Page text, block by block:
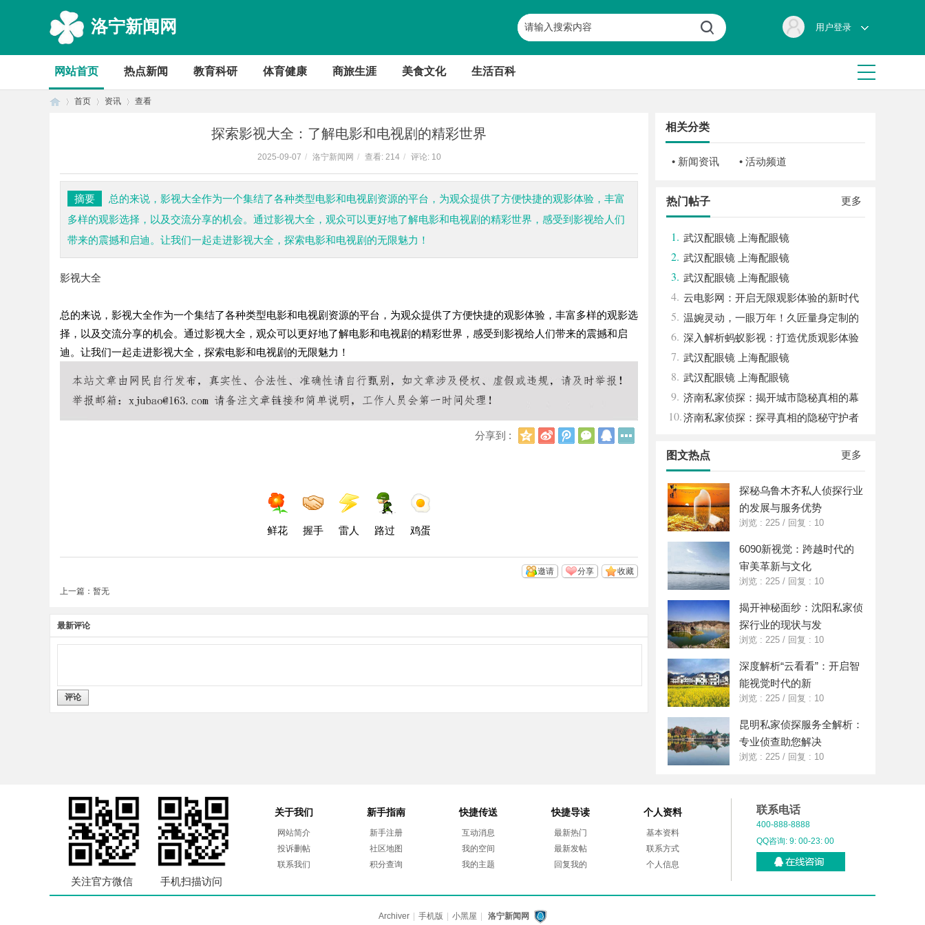
洛宁新闻网 用户登录
网站首页 热点新闻 教育科研 体育健康 商旅生涯 美食文化 生活百科
首页 资讯 查看
探索影视大全：了解电影和电视剧的精彩世界
2025-09-07 / 洛宁新闻网 / 查看: 214 / 评论: 10
摘要
总的来说，影视大全作为一个集结了各种类型电影和电视剧资源的平台，为观众提供了方便快捷的观影体验，丰富
多样的观影选择，以及交流分享的机会。通过影视大全，观众可以更好地了解电影和电视剧的精彩世界，感受到影视给人们
带来的震撼和启迪。让我们一起走进影视大全，探索电影和电视剧的无限魅力！
影视大全
总的来说，影视大全作为一个集结了各种类型电影和电视剧资源的平台，为观众提供了方便快捷的观影体验，丰富多样的观影选
择，以及交流分享的机会。通过影视大全，观众可以更好地了解电影和电视剧的精彩世界，感受到影视给人们带来的震撼和启
迪。让我们一起走进影视大全，探索电影和电视剧的无限魅力！
分享到 :
Q
新
浪
腾
讯
微
信
Q
鲜花 握手 雷人 路过 鸡蛋
收藏
分享
邀请
上一篇：暂无
最新评论
评论
相关分类
• 新闻资讯 • 活动频道
更多
热门帖子
1. 武汉配眼镜 上海配眼镜
2. 武汉配眼镜 上海配眼镜
3. 武汉配眼镜 上海配眼镜
4. 云电影网：开启无限观影体验的新时代
平台
5. 温婉灵动，一眼万年！久匠量身定制的
眉眼唇，才是你整张脸的点睛之笔！淡颜系
女生的气质加分项
6. 深入解析蚂蚁影视：打造优质观影体验
的领先平台
7. 武汉配眼镜 上海配眼镜
8. 武汉配眼镜 上海配眼镜
9. 济南私家侦探：揭开城市隐秘真相的幕
后英雄
10.济南私家侦探：探寻真相的隐秘守护者
更多
图文热点
探秘乌鲁木齐私人侦探行业
的发展与服务优势
浏览 : 225 / 回复 : 10
6090新视觉：跨越时代的
审美革新与文化
浏览 : 225 / 回复 : 10
揭开神秘面纱：沈阳私家侦
探行业的现状与发
浏览 : 225 / 回复 : 10
深度解析“云看看”：开启智
能视觉时代的新
浏览 : 225 / 回复 : 10
昆明私家侦探服务全解析：
专业侦查助您解决
浏览 : 225 / 回复 : 10
关注官方微信 手机扫描访问
关于我们
网站简介
投诉删帖
联系我们
新手指南
新手注册
社区地图
积分查询
快捷传送
互动消息
我的空间
我的主题
快捷导读
最新热门
最新发帖
回复我的
个人资料
基本资料
联系方式
个人信息
联系电话
400-888-8888
QQ咨询: 9: 00-23: 00
Archiver 手机版 小黑屋 洛宁新闻网